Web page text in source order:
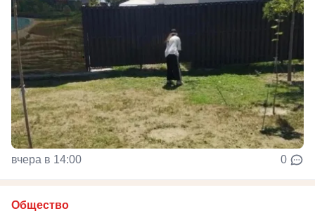
вчера в 14:00 0
Общество